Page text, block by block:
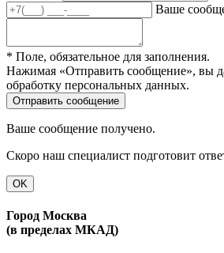
Ваше
* Поле, обязательное для заполнения.
Нажимая «Отправить сообщение», вы
обработку персональных данных.
Ваше сообщение получено.
Скоро наш специалист подготовит
OK
Город Москва
(в пределах МКАД)